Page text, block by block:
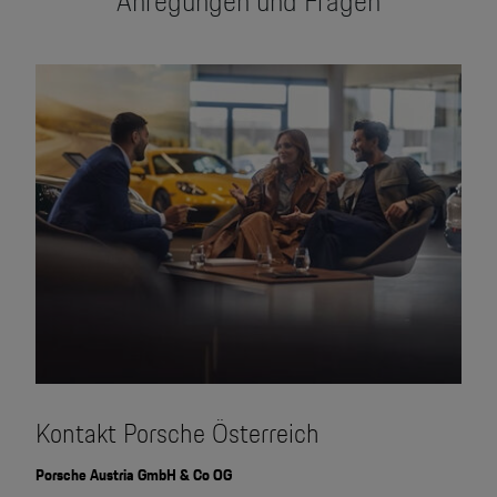
Motorsport & Events
Service & Zubehör
Wir über uns
Newsletter
Porsche Shop
Porsche Gebrauchtwagen
Konfigurator
Car Configurator
Kontakt Porsche Österreich
Porsche Austria GmbH & Co OG